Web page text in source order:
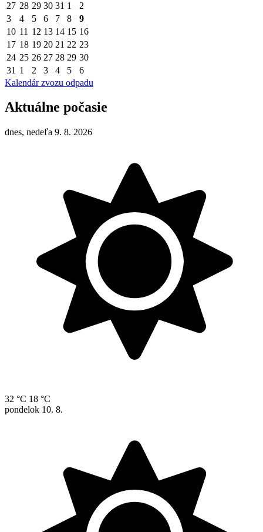
27 28 29 30 31 1
2
3
4 5 6 7 8
9
10 11 12 13 14 15 16
17 18 19 20 21 22 23
24 25 26 27 28 29 30
31 1 2 3 4 5
6
Kalendár zvozu odpadu
Aktuálne počasie
dnes, nedeľa 9. 8. 2026
32 °C 18 °C
pondelok 10. 8.